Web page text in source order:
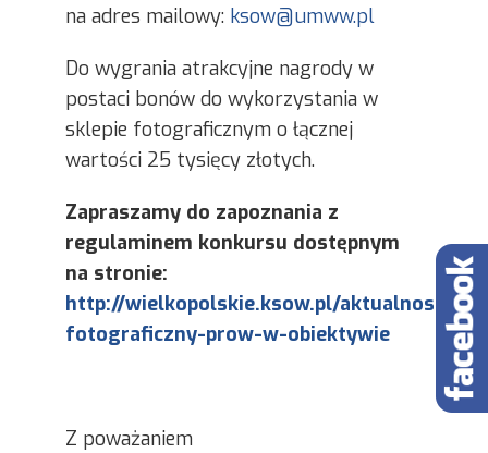
na adres mailowy: ksow@umww.pl
Do wygrania atrakcyjne nagrody w
postaci bonów do wykorzystania w
sklepie fotograficznym o łącznej
wartości 25 tysięcy złotych.
Zapraszamy do zapoznania z
regulaminem konkursu dostępnym
na stronie:
http://wielkopolskie.ksow.pl/aktualnosc/
fotograficzny-prow-w-obiektywie
Z poważaniem